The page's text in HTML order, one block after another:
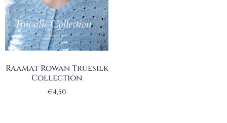
Raamat Rowan Truesilk
Collection
€4,50